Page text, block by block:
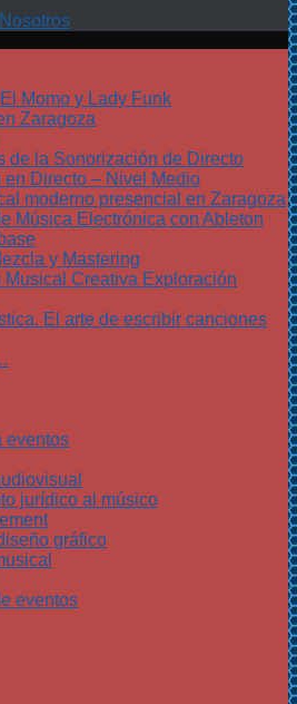
Momo y Lady Funk
Zaragoza
de la Sonorización de Directo
en Directo – Nivel Medio
moderno presencial en Zaragoza
Música Electrónica con Ableton
y Mastering
Creativa Exploración
El arte de escribir canciones
eventos
jurídico al músico
gráfico
eventos